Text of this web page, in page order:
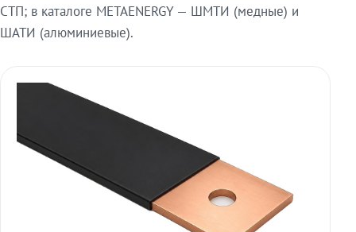
СТП; в каталоге METAENERGY — ШМТИ (медные) и
ШАТИ (алюминиевые).